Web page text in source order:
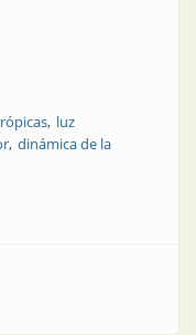
luz
dinámica de la
nocturno